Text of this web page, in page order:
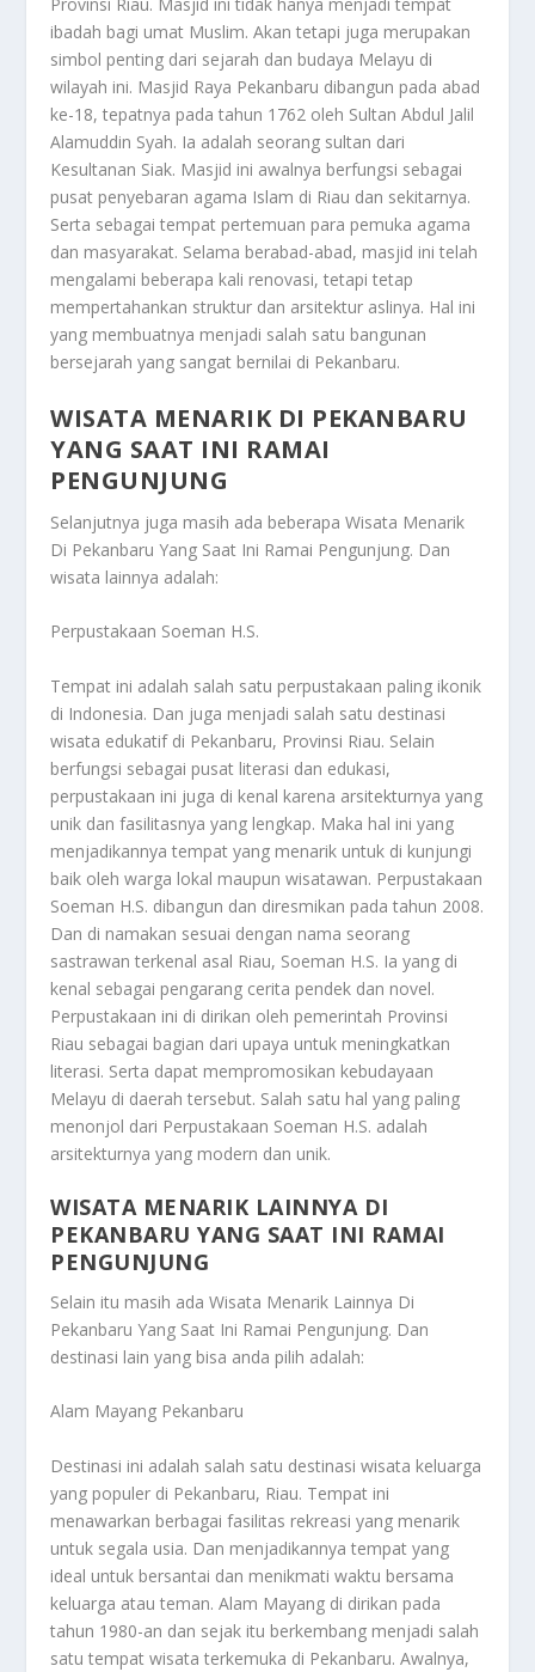
Provinsi Riau. Masjid ini tidak hanya menjadi tempat
ibadah bagi umat Muslim. Akan tetapi juga merupakan
simbol penting dari sejarah dan budaya Melayu di
wilayah ini. Masjid Raya Pekanbaru dibangun pada abad
ke-18, tepatnya pada tahun 1762 oleh Sultan Abdul Jalil
Alamuddin Syah. Ia adalah seorang sultan dari
Kesultanan Siak. Masjid ini awalnya berfungsi sebagai
pusat penyebaran agama Islam di Riau dan sekitarnya.
Serta sebagai tempat pertemuan para pemuka agama
dan masyarakat. Selama berabad-abad, masjid ini telah
mengalami beberapa kali renovasi, tetapi tetap
mempertahankan struktur dan arsitektur aslinya. Hal ini
yang membuatnya menjadi salah satu bangunan
bersejarah yang sangat bernilai di Pekanbaru.
WISATA MENARIK DI PEKANBARU
YANG SAAT INI RAMAI
PENGUNJUNG
Selanjutnya juga masih ada beberapaWisata Menarik
Di Pekanbaru Yang Saat Ini Ramai Pengunjung. Dan
wisata lainnya adalah:
Perpustakaan Soeman H.S.
Tempat ini adalah salah satu perpustakaan paling ikonik
di Indonesia. Dan juga menjadi salah satu destinasi
wisata edukatif di Pekanbaru, Provinsi Riau. Selain
berfungsi sebagai pusat literasi dan edukasi,
perpustakaan ini juga di kenal karena arsitekturnya yang
unik dan fasilitasnya yang lengkap. Maka hal ini yang
menjadikannya tempat yang menarik untuk di kunjungi
baik oleh warga lokal maupun wisatawan. Perpustakaan
Soeman H.S. dibangun dan diresmikan pada tahun 2008.
Dan di namakan sesuai dengan nama seorang
sastrawan terkenal asal Riau, Soeman H.S. Ia yang di
kenal sebagai pengarang cerita pendek dan novel.
Perpustakaan ini di dirikan oleh pemerintah Provinsi
Riau sebagai bagian dari upaya untuk meningkatkan
literasi. Serta dapat mempromosikan kebudayaan
Melayu di daerah tersebut. Salah satu hal yang paling
menonjol dari Perpustakaan Soeman H.S. adalah
arsitekturnya yang modern dan unik.
WISATA MENARIK LAINNYA DI
PEKANBARU YANG SAAT INI RAMAI
PENGUNJUNG
Selain itu masih adaWisata Menarik Lainnya Di
Pekanbaru Yang Saat Ini Ramai Pengunjung. Dan
destinasi lain yang bisa anda pilih adalah:
Alam Mayang Pekanbaru
Destinasi ini adalah salah satu destinasi wisata keluarga
yang populer di Pekanbaru, Riau. Tempat ini
menawarkan berbagai fasilitas rekreasi yang menarik
untuk segala usia. Dan menjadikannya tempat yang
ideal untuk bersantai dan menikmati waktu bersama
keluarga atau teman. Alam Mayang di dirikan pada
tahun 1980-an dan sejak itu berkembang menjadi salah
satu tempat wisata terkemuka di Pekanbaru. Awalnya,